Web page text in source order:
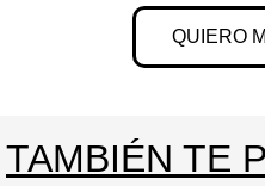
QUIERO
TAMBIÉN TE